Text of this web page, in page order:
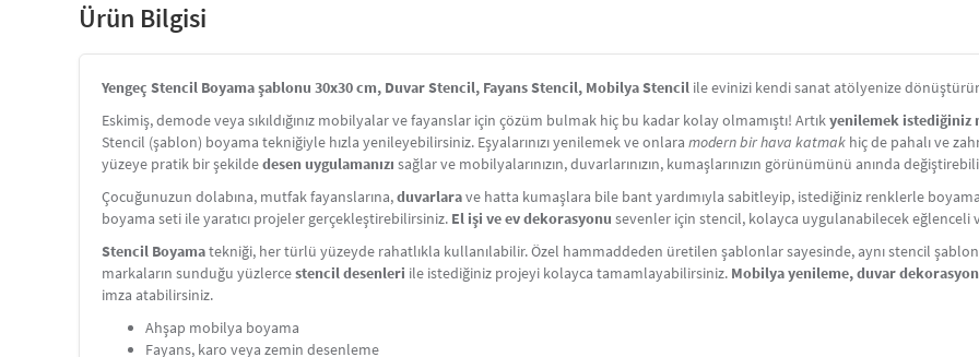
Ürün Bilgisi
Yengeç Stencil Boyama şablonu 30x30 cm, Duvar Stencil, Fayans Stencil, Mobilya Stencil ile evinizi kendi sanat atölyenize
Eskimiş, demode veya sıkıldığınız mobilyalar ve fayanslar için çözüm bulmak hiç bu kadar kolay olmamıştı! Artıkyenilemek istediğiniz
Stencil (şablon) boyama tekniğiyle hızla yenileyebilirsiniz. Eşyalarınızı yenilemek ve onlara modern bir hava katmak hiç de pahalı ve
yüzeye pratik bir şekildedesen uygulamanızı sağlar ve mobilyalarınızın, duvarlarınızın, kumaşlarınızın görünümünü anında
Çocuğunuzun dolabına, mutfak fayanslarına,duvarlarave hatta kumaşlara bile bant yardımıyla sabitleyip, istediğiniz renklerle
boyama seti ile yaratıcı projeler gerçekleştirebilirsiniz. El işi ve ev dekorasyonu sevenler için stencil, kolayca uygulanabilecek eğlenceli
Stencil Boyamatekniği, her türlü yüzeyde rahatlıkla kullanılabilir. Özel hammaddeden üretilen şablonlar sayesinde, aynı stencil
markaların sunduğu yüzlercestencil desenleri ile istediğiniz projeyi kolayca tamamlayabilirsiniz. Mobilya yenileme, duvar
imza atabilirsiniz.
Ahşap mobilya boyama
Fayans, karo veya zemin desenleme